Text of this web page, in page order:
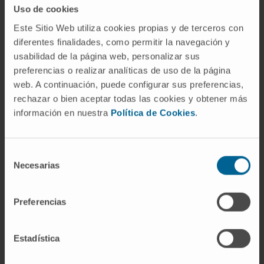
Uso de cookies
Este Sitio Web utiliza cookies propias y de terceros con
diferentes finalidades, como permitir la navegación y
usabilidad de la página web, personalizar sus
preferencias o realizar analíticas de uso de la página
web. A continuación, puede configurar sus preferencias,
rechazar o bien aceptar todas las cookies y obtener más
información en nuestra Política de Cookies.
Necesarias
Preferencias
Estadística
las neoplasias del sistema nervioso central.
Referencias
MedlinePlus.Tumor medular.
Manual MSD (versión para
profesionales).Gliomas.
Instituto Nacional del Cáncer (NCI).
versión para profesionales.
Surgeons (AANS).
cerebrales